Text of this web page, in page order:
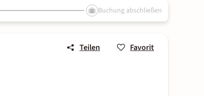
Buchung abschließen
Teilen Favorit